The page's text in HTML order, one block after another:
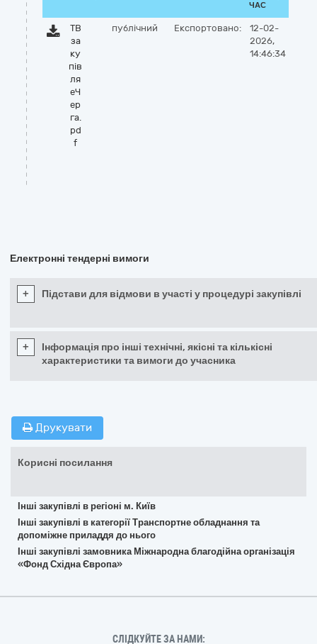
ЧАС
ТВ
за
ку
пів
ля
еЧ
ер
га.
pd
f
публічний Експортовано:
12-02-
2026,
14:46:34
Електронні тендерні вимоги
+ Підстави для відмови в участі у процедурі закупівлі
+
Інформація про інші технічні, якісні та кількісні
характеристики та вимоги до учасника
Друкувати
Корисні посилання
Інші закупівлі в регіоні м. Київ
Інші закупівлі в категорії Транспортне обладнання та
допоміжне приладдя до нього
Інші закупівлі замовника Міжнародна благодійна організація
«Фонд Східна Європа»
СЛІДКУЙТЕ ЗА НАМИ: